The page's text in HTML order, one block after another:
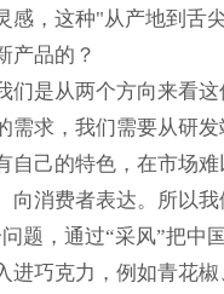
感，这种"从产地到舌
产品的？
们是从两个方向来看
需求，我们需要从研
自己的特色，在市场
向消费者表达。所以我
题，通过“采风”把中
进巧克力，例如青花